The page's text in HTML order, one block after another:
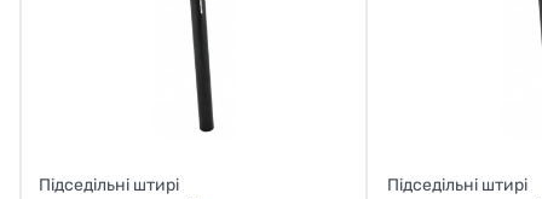
Підседільні штирі Підседільні штирі